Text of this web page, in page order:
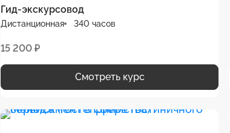
Гид-экскурсовод
Дистанционная 340 часов
15 200 ₽
Смотреть курс